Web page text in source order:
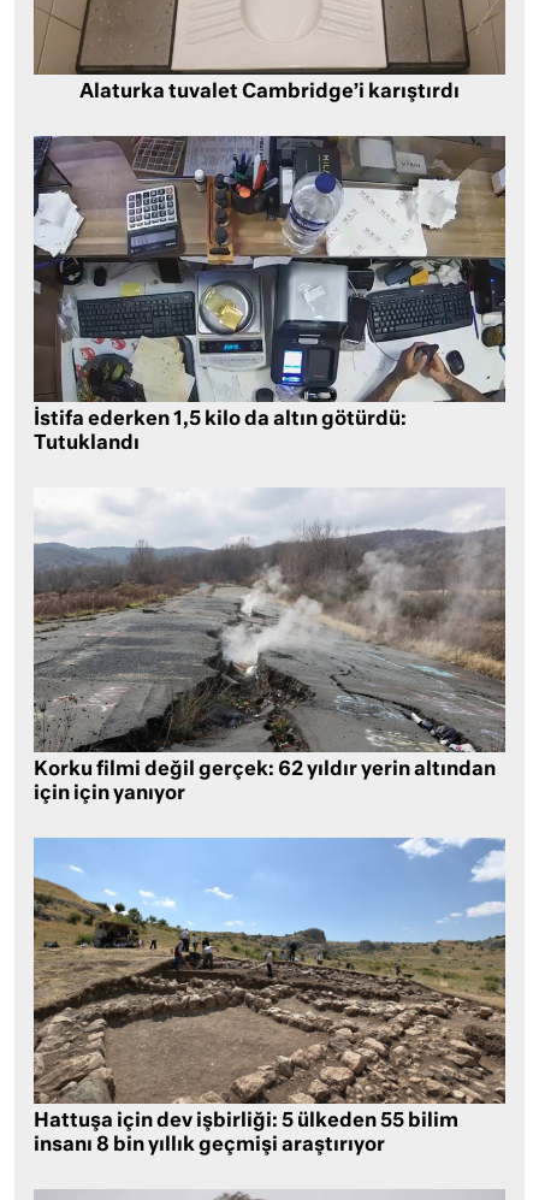
Alaturka tuvalet Cambridge’i karıştırdı
İstifa ederken 1,5 kilo da altın götürdü:
Tutuklandı
Korku filmi değil gerçek: 62 yıldır yerin altından
için için yanıyor
Hattuşa için dev işbirliği: 5 ülkeden 55 bilim
insanı 8 bin yıllık geçmişi araştırıyor